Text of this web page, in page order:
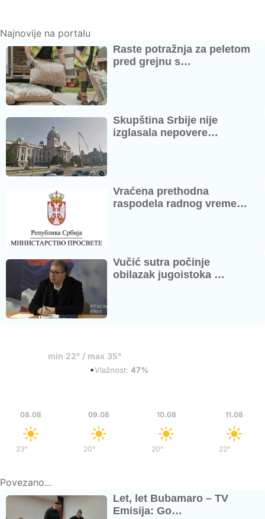
Najnovije na portalu
Raste potražnja za peletom
pred grejnu s…
Skupština Srbije nije
izglasala nepovere…
Vraćena prethodna
raspodela radnog vreme…
Vučić sutra počinje
obilazak jugoistoka …
min 22° / max 35°
•Vlažnost: 47%
08.08
23°
09.08
20°/
10.08
20°/
11.08
22°
Povezano...
Let, let Bubamaro – TV
Emisija: Go…